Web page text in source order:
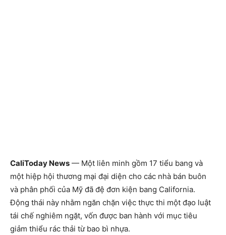
CaliToday News — Một liên minh gồm 17 tiểu bang và
một hiệp hội thương mại đại diện cho các nhà bán buôn
và phân phối của Mỹ đã đệ đơn kiện bang California.
Động thái này nhằm ngăn chặn việc thực thi một đạo luật
tái chế nghiêm ngặt, vốn được ban hành với mục tiêu
giảm thiểu rác thải từ bao bì nhựa.